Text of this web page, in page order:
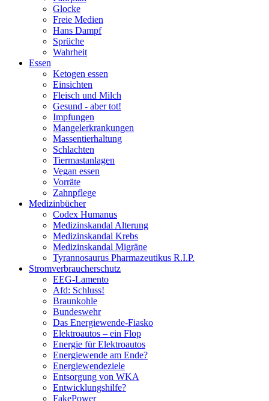
Glocke
Freie Medien
Hans Dampf
Sprüche
Wahrheit
Essen
Ketogen essen
Einsichten
Fleisch und Milch
Gesund - aber tot!
Impfungen
Mangelerkrankungen
Massentierhaltung
Schlachten
Tiermastanlagen
Vegan essen
Vorräte
Zahnpflege
Medizinbücher
Codex Humanus
Medizinskandal Alterung
Medizinskandal Krebs
Medizinskandal Migräne
Tyrannosaurus Pharmazeutikus R.I.P.
Stromverbraucherschutz
EEG-Lamento
Afd: Schluss!
Braunkohle
Bundeswehr
Das Energiewende-Fiasko
Elektroautos – ein Flop
Energie für Elektroautos
Energiewende am Ende?
Energiewendeziele
Entsorgung von WKA
Entwicklungshilfe?
FakePower